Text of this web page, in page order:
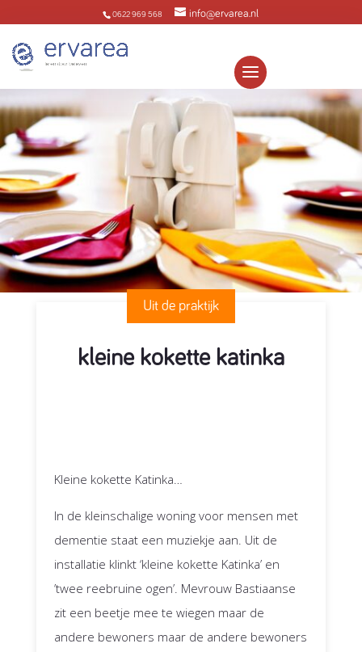
0622 969 568 info@ervarea.nl
Uit de praktijk
kleine kokette katinka
Kleine kokette Katinka…
In de kleinschalige woning voor mensen met
dementie staat een muziekje aan. Uit de
installatie klinkt ‘kleine kokette Katinka’ en
’twee reebruine ogen’. Mevrouw Bastiaanse
zit een beetje mee te wiegen maar de
andere bewoners maar de andere bewoners